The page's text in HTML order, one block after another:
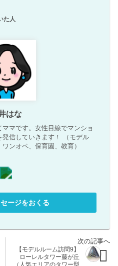
た人
はな
マです。女性目線でマンショ
信していきます！ （モデル
ンオペ、保育園、教育）
ージをおくる
【モデルルーム訪問9】
ローレルタワー藤が丘
（人気エリアのタワー型